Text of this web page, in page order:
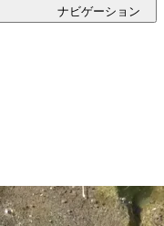
ナビゲーション